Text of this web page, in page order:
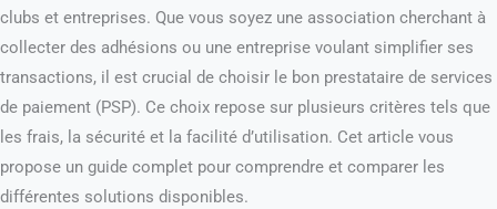
clubs et entreprises. Que vous soyez une association cherchant à
collecter des adhésions ou une entreprise voulant simplifier ses
transactions, il est crucial de choisir le bon prestataire de services
de paiement (PSP). Ce choix repose sur plusieurs critères tels que
les frais, la sécurité et la facilité d’utilisation. Cet article vous
propose un guide complet pour comprendre et comparer les
différentes solutions disponibles.